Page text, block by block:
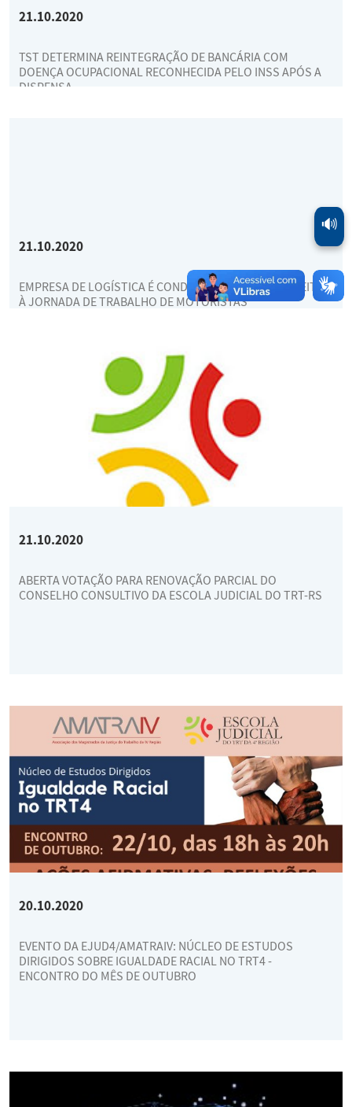
21.10.2020
TST DETERMINA REINTEGRAÇÃO DE BANCÁRIA COM
DOENÇA OCUPACIONAL RECONHECIDA PELO INSS APÓS A
DISPENSA
21.10.2020
EMPRESA DE LOGÍSTICA É CONDENADA POR DESRESPEITO
À JORNADA DE TRABALHO DE MOTORISTAS
21.10.2020
ABERTA VOTAÇÃO PARA RENOVAÇÃO PARCIAL DO
CONSELHO CONSULTIVO DA ESCOLA JUDICIAL DO TRT-RS
20.10.2020
EVENTO DA EJUD4/AMATRAIV: NÚCLEO DE ESTUDOS
DIRIGIDOS SOBRE IGUALDADE RACIAL NO TRT4 -
ENCONTRO DO MÊS DE OUTUBRO
🔊